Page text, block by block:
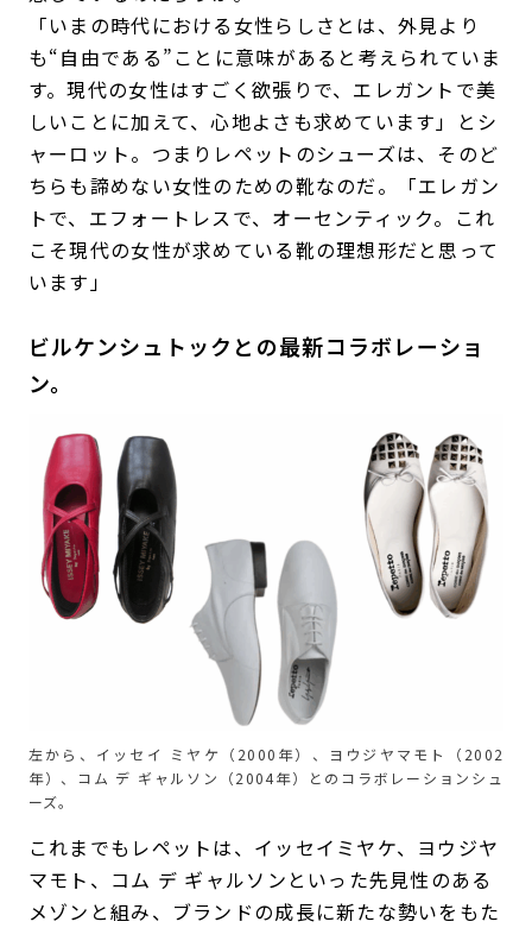
「いまの時代における女性らしさとは、外見より
も“自由である”ことに意味があると考えられていま
す。現代の女性はすごく欲張りで、エレガントで美
しいことに加えて、心地よさも求めています」とシ
ャーロット。つまりレペットのシューズは、そのど
ちらも諦めない女性のための靴なのだ。「エレガン
トで、エフォートレスで、オーセンティック。これ
こそ現代の女性が求めている靴の理想形だと思って
います」
ビルケンシュトックとの最新コラボレーショ
ン。
左から、イッセイ ミヤケ（2000年）、ヨウジヤマモト（2002
年）、コム デ ギャルソン（2004年）とのコラボレーションシュ
ーズ。
これまでもレペットは、イッセイミヤケ、ヨウジヤ
マモト、コム デ ギャルソンといった先見性のある
メゾンと組み、ブランドの成長に新たな勢いをもた